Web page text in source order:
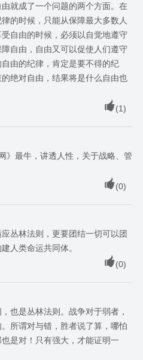
就成了一个问题的两个方面。在
的时候，只能从保障最大多数人
自由的时候，必须以自觉地遵守
自由，自由又可以促使人们遵守
由的纪律，肯定是要不得的纪
绝对自由，结果将是什么自由也
(1)
》最牛，讲透人性，关于战略、管
(0)
丛林法则，更要团结一切可以团
人类命运共同体。
(0)
也是丛林法则。战争对于弱者，
所谓对与错，胜者说了算，哪怕
是对！只有强大，才能证明一